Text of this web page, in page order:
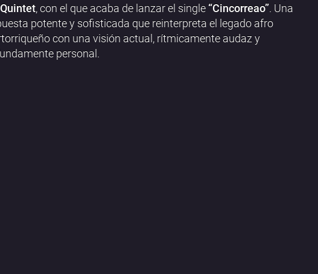
, con el que acaba de lanzar el single “Cincorreao”. Una
potente y sofisticada que reinterpreta el legado afro
con una visión actual, rítmicamente audaz y
personal.